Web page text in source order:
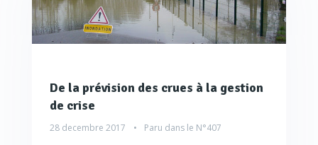
De la prévision des crues à la gestion
de crise
28 decembre 2017 Paru dans le N°407